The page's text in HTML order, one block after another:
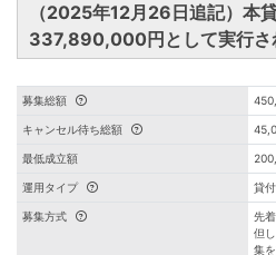
（2025年12月26日追記）本
337,890,000円として実行さ
募集総額
キャンセル待ち総額
最低成立額
運用タイプ 貸
募集方式
先
但
集